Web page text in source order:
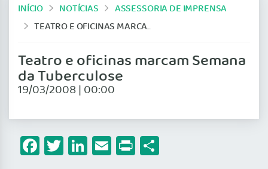
INÍCIO NOTÍCIAS
ASSESSORIA DE IMPRENSA
TEATRO E OFICINAS MARCAM SEMANA DA TUBERCULOSE
Teatro e oficinas marcam Semana
da Tuberculose
19/03/2008 | 00:00
Facebook
Twitter
LinkedIn
Email
Print